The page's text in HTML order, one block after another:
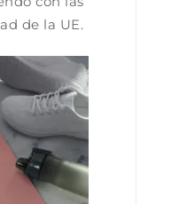
de la UE.